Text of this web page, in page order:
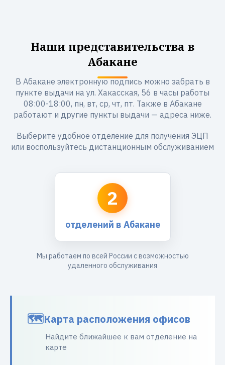
Наши представительства в
Абакане
В Абакане электронную подпись можно забрать в
пункте выдачи на ул. Хакасская, 56 в часы работы
08:00-18:00, пн, вт, ср, чт, пт. Также в Абакане
работают и другие пункты выдачи — адреса ниже.
Выберите удобное отделение для получения ЭЦП
или воспользуйтесь дистанционным обслуживанием
2
отделений в Абакане
Мы работаем по всей России с возможностью
удаленного обслуживания
Карта расположения офисов
Найдите ближайшее к вам отделение на
карте